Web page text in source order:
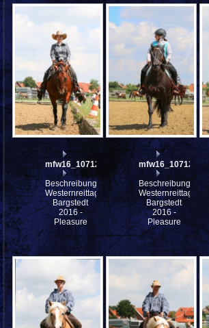
mfw16_107126ww
Beschreibung:
Westernreittage
Bargstedt
2016 -
Pleasure
mfw16_107125ww
Beschreibung:
Westernreittage
Bargstedt
2016 -
Pleasure